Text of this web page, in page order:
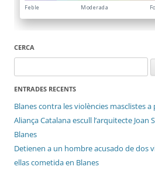
CERCA
ENTRADES RECENTS
Blanes contra les violències masclistes a
Aliança Catalana escull l’arquitecte Joan
Blanes
Detienen a un hombre acusado de dos
ellas cometida en Blanes